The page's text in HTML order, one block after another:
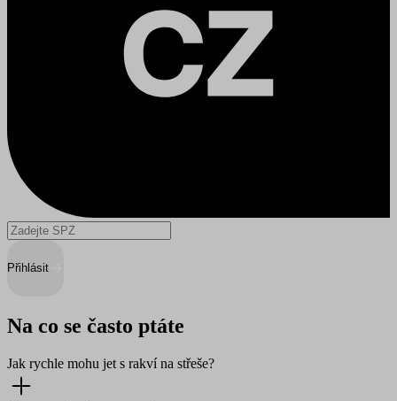
Přihlásit
Na co se často ptáte
Jak rychle mohu jet s rakví na střeše?